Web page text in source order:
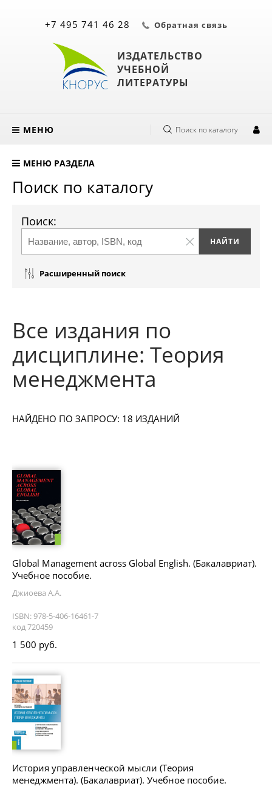
ИЗДАТЕЛЬСТВО
УЧЕБНОЙ
ЛИТЕРАТУРЫ
+7 495 741 46 28 Обратная связь
МЕНЮ Поиск по каталогу
МЕНЮ РАЗДЕЛА
Поиск по каталогу
Поиск:
Расширенный поиск
Все издания по
дисциплине: Теория
менеджмента
НАЙДЕНО ПО ЗАПРОСУ: 18 ИЗДАНИЙ
Global Management across Global English. (Бакалавриат).
Учебное пособие.
Джиоева А.А.
ISBN: 978-5-406-16461-7
код 720459
1 500 руб.
История управленческой мысли (Теория
менеджмента). (Бакалавриат). Учебное пособие.